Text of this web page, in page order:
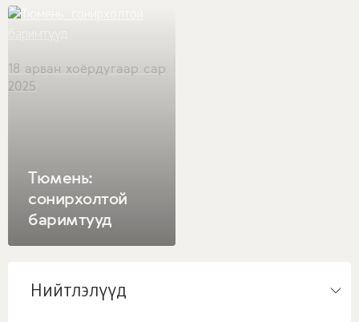
Тюмень:
сонирхолтой
баримтууд
18 арван хоёрдугаар сар
2025
Нийтлэлүүд